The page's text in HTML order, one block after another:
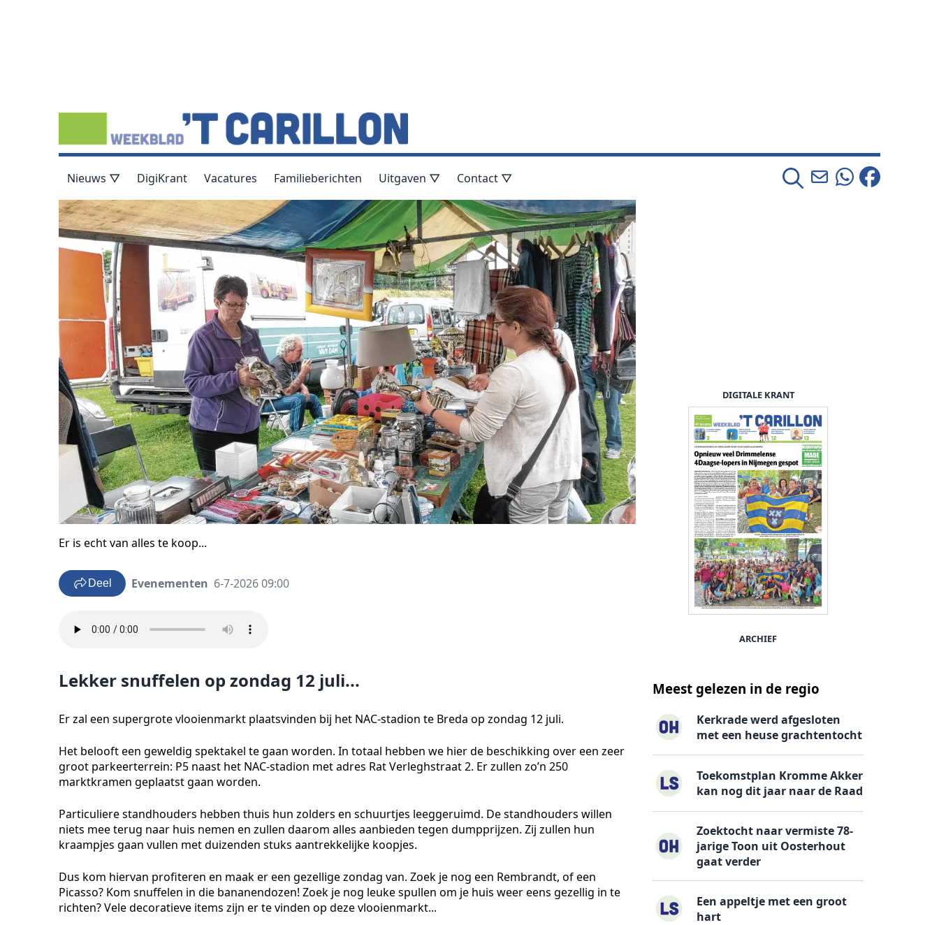
Nieuws ▽ DigiKrant Vacatures Familieberichten Uitgaven ▽ Contact ▽
Er is echt van alles te koop...
Deel Evenementen 6-7-2026 09:00
Lekker snuffelen op zondag 12 juli...
Er zal een supergrote vlooienmarkt plaatsvinden bij het NAC-stadion te Breda op zondag 12 juli.
Het belooft een geweldig spektakel te gaan worden. In totaal hebben we hier de beschikking over een zeer
groot parkeerterrein: P5 naast het NAC-stadion met adres Rat Verleghstraat 2. Er zullen zo’n 250
marktkramen geplaatst gaan worden.
Particuliere standhouders hebben thuis hun zolders en schuurtjes leeggeruimd. De standhouders willen
niets mee terug naar huis nemen en zullen daarom alles aanbieden tegen dumpprijzen. Zij zullen hun
kraampjes gaan vullen met duizenden stuks aantrekkelijke koopjes.
Dus kom hiervan profiteren en maak er een gezellige zondag van. Zoek je nog een Rembrandt, of een
Picasso? Kom snuffelen in die bananendozen! Zoek je nog leuke spullen om je huis weer eens gezellig in te
richten? Vele decoratieve items zijn er te vinden op deze vlooienmarkt...
DIGITALE KRANT
ARCHIEF
Meest gelezen in de regio
Kerkrade werd afgesloten
met een heuse grachtentocht
Toekomstplan Kromme Akker
kan nog dit jaar naar de Raad
Zoektocht naar vermiste 78-
jarige Toon uit Oosterhout
gaat verder
Een appeltje met een groot
hart